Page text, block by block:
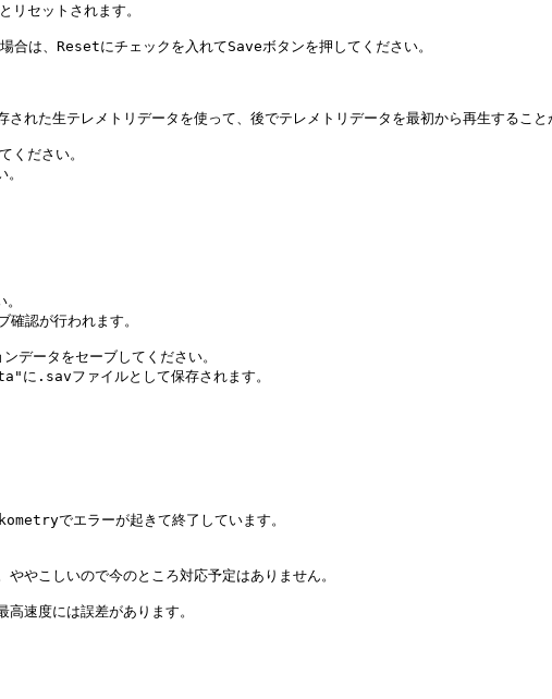
リセットされます。
は、Resetにチェックを入れてSaveボタンを押してください。
テレメトリデータを使って、後でテレメトリデータを最初から再生すること
ださい。
認が行われます。
データをセーブしてください。
.savファイルとして保存されます。
でエラーが起きて終了しています。
やこしいので今のところ対応予定はありません。
速度には誤差があります。